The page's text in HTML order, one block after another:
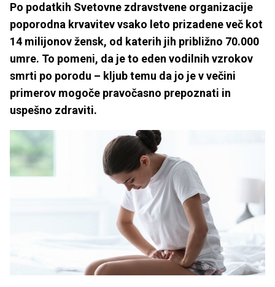
Po podatkih Svetovne zdravstvene organizacije
poporodna krvavitev vsako leto prizadene več kot
14 milijonov žensk, od katerih jih približno 70.000
umre. To pomeni, da je to eden vodilnih vzrokov
smrti po porodu – kljub temu da jo je v večini
primerov mogoče pravočasno prepoznati in
uspešno zdraviti.